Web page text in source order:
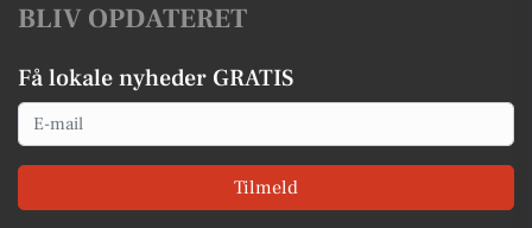
BLIV OPDATERET
Få lokale nyheder GRATIS
Email
Tilmeld